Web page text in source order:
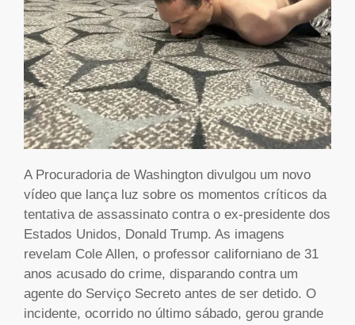
A Procuradoria de Washington divulgou um novo
vídeo que lança luz sobre os momentos críticos da
tentativa de assassinato contra o ex-presidente dos
Estados Unidos, Donald Trump. As imagens
revelam Cole Allen, o professor californiano de 31
anos acusado do crime, disparando contra um
agente do Serviço Secreto antes de ser detido. O
incidente, ocorrido no último sábado, gerou grande